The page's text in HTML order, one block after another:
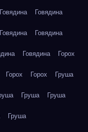
Говядина Говядина
Говядина Говядина
Говядина Горох
Горох Горох Груша
Груша Груша
Груша